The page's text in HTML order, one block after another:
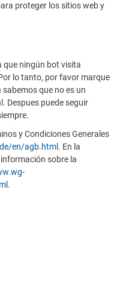
proteger los sitios web y
que ningún bot visita
lo tanto, por favor marque
que no es un
Despues puede seguir
y Condiciones Generales
en/agb.html . En la
sobre la
.